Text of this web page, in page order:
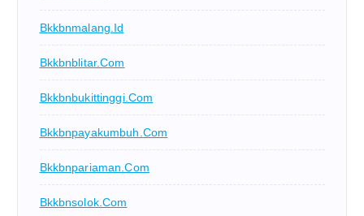
Bkkbnmalang.id
Bkkbnblitar.com
Bkkbnbukittinggi.com
Bkkbnpayakumbuh.com
Bkkbnpariaman.com
Bkkbnsolok.com